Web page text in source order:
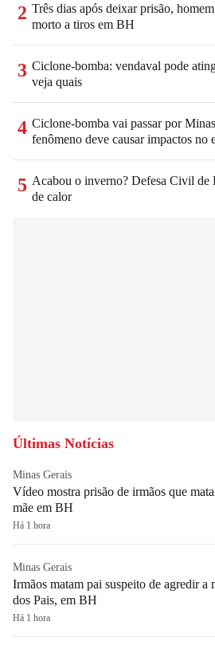
2 Três dias após deixar prisão,
morto a tiros em BH
3 Ciclone-bomba: vendaval pode
veja quais
4 Ciclone-bomba vai passar por
fenômeno deve causar impactos no
5 Acabou o inverno? Defesa Civil de
de calor
Últimas Notícias
Minas Gerais
Vídeo mostra prisão de irmãos que
mãe em BH
Há 1 hora
Minas Gerais
Irmãos matam pai suspeito de agredir a
dos Pais, em BH
Há 1 hora